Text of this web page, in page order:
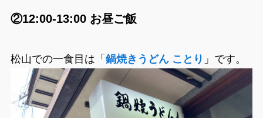
②12:00-13:00 お昼ご飯
松山での一食目は「 鍋焼きうどん ことり 」です。